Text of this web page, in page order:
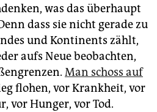
was das überhaupt
dass sie nicht gerade zu
und Kontinents zählt,
aufs Neue beobachten,
Man schoss auf
flohen, vor Krankheit, vor
vor Hunger, vor Tod.